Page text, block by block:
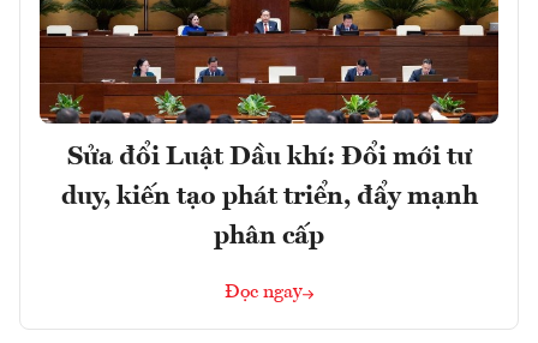
Sửa đổi Luật Dầu khí: Đổi mới tư
duy, kiến tạo phát triển, đẩy mạnh
phân cấp
Đọc ngay